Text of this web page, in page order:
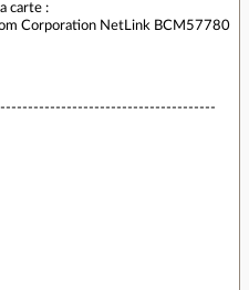
carte :
Corporation NetLink BCM57780